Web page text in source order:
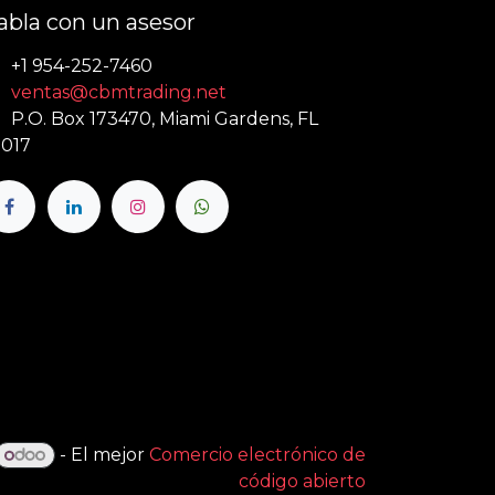
con un asesor
+1 954-252-7460
ventas@cbmtrading.net
P.O. Box 173470, Miami Gardens, FL
- El mejor Comercio electrónico de
código abierto